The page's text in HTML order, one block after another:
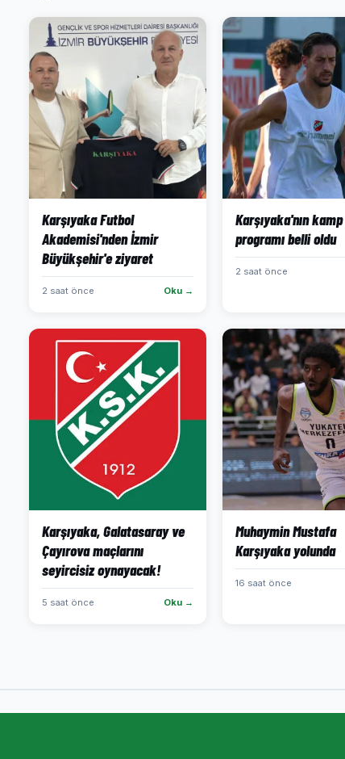
Karşıyaka Futbol
Akademisi'nden İzmir
Büyükşehir'e ziyaret
2 saat önce Oku →
Karşıyaka'nın kamp
programı belli oldu
2 saat önce
Karşıyaka, Galatasaray ve
Çayırova maçlarını
seyircisiz oynayacak!
5 saat önce Oku →
Muhaymin Mustafa
Karşıyaka yolunda
16 saat önce